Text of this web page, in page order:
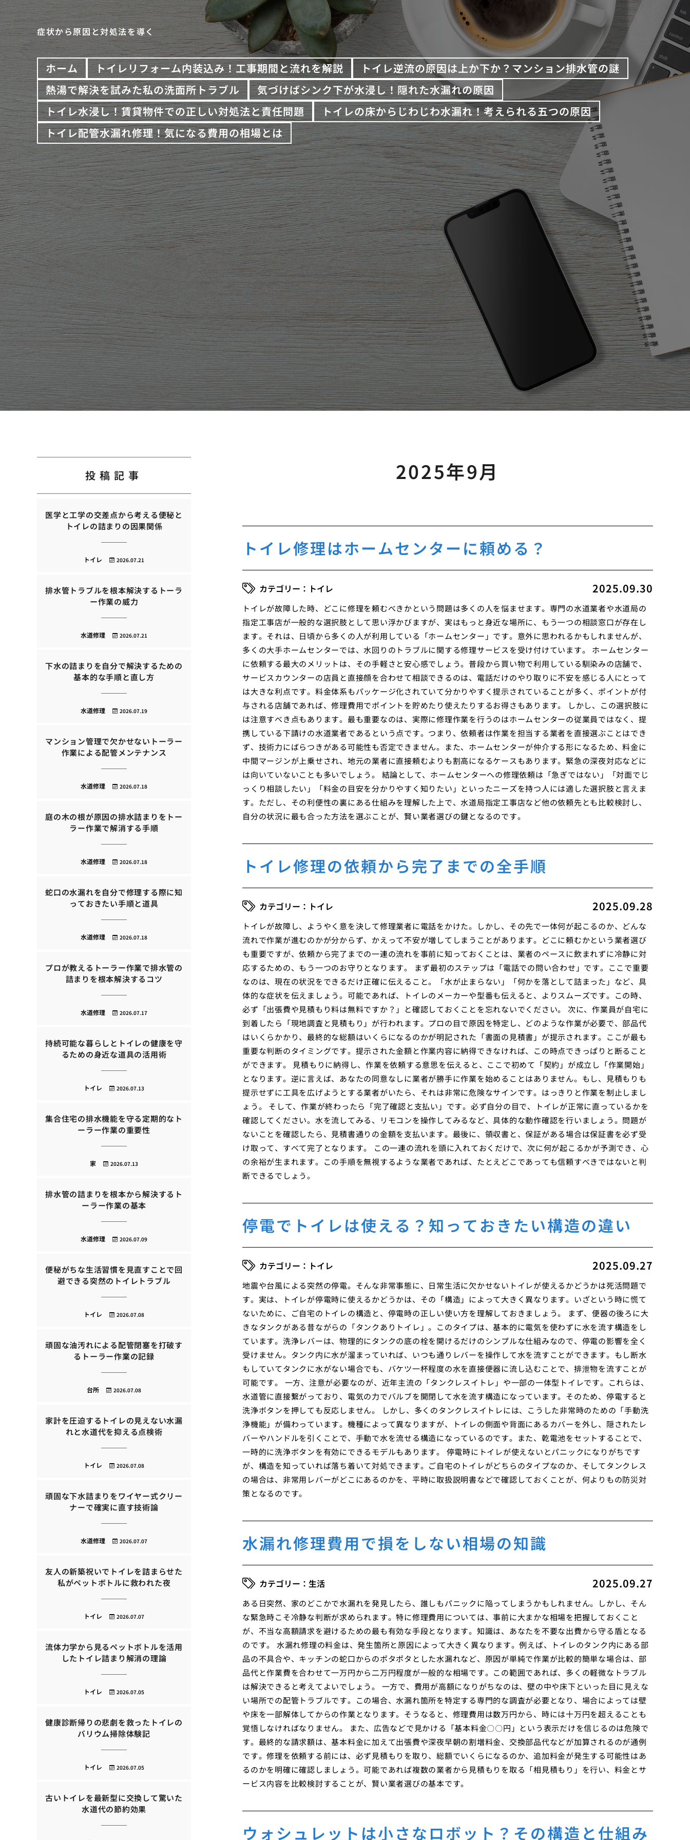
症状から原因と対処法を導く
ホーム トイレリフォーム内装込み！工事期間と流れを解説
トイレ逆流の原因は上か下か？マンション排水管の謎
熱湯で解決を試みた私の洗面所トラブル
気づけばシンク下が水浸し！隠れた水漏れの原因
トイレ水浸し！賃貸物件での正しい対処法と責任問題
トイレの床からじわじわ水漏れ！考えられる五つの原因
トイレ配管水漏れ修理！気になる費用の相場とは
2025年9月
トイレ修理はホームセンターに頼める？
2025.09.30
トイレ
トイレが故障した時、どこに修理を頼むべきかという問題は多くの人を悩ませます。専門の水道業者や水道局の
指定工事店が一般的な選択肢として思い浮かびますが、実はもっと身近な場所に、もう一つの相談窓口が存在し
ます。それは、日頃から多くの人が利用している「ホームセンター」です。意外に思われるかもしれませんが、
多くの大手ホームセンターでは、水回りのトラブルに関する修理サービスを受け付けています。 ホームセンター
に依頼する最大のメリットは、その手軽さと安心感でしょう。普段から買い物で利用している馴染みの店舗で、
サービスカウンターの店員と直接顔を合わせて相談できるのは、電話だけのやり取りに不安を感じる人にとって
は大きな利点です。料金体系もパッケージ化されていて分かりやすく提示されていることが多く、ポイントが付
与される店舗であれば、修理費用でポイントを貯めたり使えたりするお得さもあります。 しかし、この選択肢に
は注意すべき点もあります。最も重要なのは、実際に修理作業を行うのはホームセンターの従業員ではなく、提
携している下請けの水道業者であるという点です。つまり、依頼者は作業を担当する業者を直接選ぶことはでき
ず、技術力にばらつきがある可能性も否定できません。また、ホームセンターが仲介する形になるため、料金に
中間マージンが上乗せされ、地元の業者に直接頼むよりも割高になるケースもあります。緊急の深夜対応などに
は向いていないことも多いでしょう。 結論として、ホームセンターへの修理依頼は「急ぎではない」「対面でじ
っくり相談したい」「料金の目安を分かりやすく知りたい」といったニーズを持つ人には適した選択肢と言えま
す。ただし、その利便性の裏にある仕組みを理解した上で、水道局指定工事店など他の依頼先とも比較検討し、
自分の状況に最も合った方法を選ぶことが、賢い業者選びの鍵となるのです。
トイレ修理の依頼から完了までの全手順
2025.09.28
トイレ
トイレが故障し、ようやく意を決して修理業者に電話をかけた。しかし、その先で一体何が起こるのか、どんな
流れで作業が進むのかが分からず、かえって不安が増してしまうことがあります。どこに頼むかという業者選び
も重要ですが、依頼から完了までの一連の流れを事前に知っておくことは、業者のペースに飲まれずに冷静に対
応するための、もう一つのお守りとなります。 まず最初のステップは「電話での問い合わせ」です。ここで重要
なのは、現在の状況をできるだけ正確に伝えること。「水が止まらない」「何かを落として詰まった」など、具
体的な症状を伝えましょう。可能であれば、トイレのメーカーや型番も伝えると、よりスムーズです。この時、
必ず「出張費や見積もり料は無料ですか？」と確認しておくことを忘れないでください。 次に、作業員が自宅に
到着したら「現地調査と見積もり」が行われます。プロの目で原因を特定し、どのような作業が必要で、部品代
はいくらかかり、最終的な総額はいくらになるのかが明記された「書面の見積書」が提示されます。ここが最も
重要な判断のタイミングです。提示された金額と作業内容に納得できなければ、この時点できっぱりと断ること
ができます。 見積もりに納得し、作業を依頼する意思を伝えると、ここで初めて「契約」が成立し「作業開始」
となります。逆に言えば、あなたの同意なしに業者が勝手に作業を始めることはありません。もし、見積もりも
提示せずに工具を広げようとする業者がいたら、それは非常に危険なサインです。はっきりと作業を制止しまし
ょう。 そして、作業が終わったら「完了確認と支払い」です。必ず自分の目で、トイレが正常に直っているかを
確認してください。水を流してみる、リモコンを操作してみるなど、具体的な動作確認を行いましょう。問題が
ないことを確認したら、見積書通りの金額を支払います。最後に、領収書と、保証がある場合は保証書を必ず受
け取って、すべて完了となります。 この一連の流れを頭に入れておくだけで、次に何が起こるかが予測でき、心
の余裕が生まれます。この手順を無視するような業者であれば、たとえどこであっても信頼すべきではないと判
断できるでしょう。
停電でトイレは使える？知っておきたい構造の違い
2025.09.27
トイレ
地震や台風による突然の停電。そんな非常事態に、日常生活に欠かせないトイレが使えるかどうかは死活問題で
す。実は、トイレが停電時に使えるかどうかは、その「構造」によって大きく異なります。いざという時に慌て
ないために、ご自宅のトイレの構造と、停電時の正しい使い方を理解しておきましょう。 まず、便器の後ろに大
きなタンクがある昔ながらの「タンクありトイレ」。このタイプは、基本的に電気を使わずに水を流す構造をし
ています。洗浄レバーは、物理的にタンクの底の栓を開けるだけのシンプルな仕組みなので、停電の影響を全く
受けません。タンク内に水が溜まっていれば、いつも通りレバーを操作して水を流すことができます。もし断水
もしていてタンクに水がない場合でも、バケツ一杯程度の水を直接便器に流し込むことで、排泄物を流すことが
可能です。 一方、注意が必要なのが、近年主流の「タンクレスイトレ」や一部の一体型トイレです。これらは、
水道管に直接繋がっており、電気の力でバルブを開閉して水を流す構造になっています。そのため、停電すると
洗浄ボタンを押しても反応しません。 しかし、多くのタンクレスイトレには、こうした非常時のための「手動洗
浄機能」が備わっています。機種によって異なりますが、トイレの側面や背面にあるカバーを外し、隠されたレ
バーやハンドルを引くことで、手動で水を流せる構造になっているのです。また、乾電池をセットすることで、
一時的に洗浄ボタンを有効にできるモデルもあります。 停電時にトイレが使えないとパニックになりがちです
が、構造を知っていれば落ち着いて対処できます。ご自宅のトイレがどちらのタイプなのか、そしてタンクレス
の場合は、非常用レバーがどこにあるのかを、平時に取扱説明書などで確認しておくことが、何よりもの防災対
策となるのです。
水漏れ修理費用で損をしない相場の知識
2025.09.27
生活
ある日突然、家のどこかで水漏れを発見したら、誰しもパニックに陥ってしまうかもしれません。しかし、そん
な緊急時こそ冷静な判断が求められます。特に修理費用については、事前に大まかな相場を把握しておくこと
が、不当な高額請求を避けるための最も有効な手段となります。知識は、あなたを不要な出費から守る盾となる
のです。 水漏れ修理の料金は、発生箇所と原因によって大きく異なります。例えば、トイレのタンク内にある部
品の不具合や、キッチンの蛇口からのポタポタとした水漏れなど、原因が単純で作業が比較的簡単な場合は、部
品代と作業費を合わせて一万円から二万円程度が一般的な相場です。この範囲であれば、多くの軽微なトラブル
は解決できると考えてよいでしょう。 一方で、費用が高額になりがちなのは、壁の中や床下といった目に見えな
い場所での配管トラブルです。この場合、水漏れ箇所を特定する専門的な調査が必要となり、場合によっては壁
や床を一部解体してからの作業となります。そうなると、修理費用は数万円から、時には十万円を超えることも
覚悟しなければなりません。 また、広告などで見かける「基本料金〇〇円」という表示だけを信じるのは危険で
す。最終的な請求額は、基本料金に加えて出張費や深夜早朝の割増料金、交換部品代などが加算されるのが通例
です。修理を依頼する前には、必ず見積もりを取り、総額でいくらになるのか、追加料金が発生する可能性はあ
るのかを明確に確認しましょう。可能であれば複数の業者から見積もりを取る「相見積もり」を行い、料金とサ
ービス内容を比較検討することが、賢い業者選びの基本です。
ウォシュレットは小さなロボット？その構造と仕組み
投稿記事
医学と工学の交差点から考える便秘と
トイレの詰まりの因果関係
2026.07.21
トイレ
排水管トラブルを根本解決するトーラ
ー作業の威力
2026.07.21
水道修理
下水の詰まりを自分で解決するための
基本的な手順と直し方
2026.07.19
水道修理
マンション管理で欠かせないトーラー
作業による配管メンテナンス
2026.07.18
水道修理
庭の木の根が原因の排水詰まりをトー
ラー作業で解消する手順
2026.07.18
水道修理
蛇口の水漏れを自分で修理する際に知
っておきたい手順と道具
2026.07.18
水道修理
プロが教えるトーラー作業で排水管の
詰まりを根本解決するコツ
2026.07.17
水道修理
持続可能な暮らしとトイレの健康を守
るための身近な道具の活用術
2026.07.13
トイレ
集合住宅の排水機能を守る定期的なト
ーラー作業の重要性
2026.07.13
家
排水管の詰まりを根本から解決するト
ーラー作業の基本
2026.07.09
水道修理
便秘がちな生活習慣を見直すことで回
避できる突然のトイレトラブル
2026.07.08
トイレ
頑固な油汚れによる配管閉塞を打破す
るトーラー作業の記録
2026.07.08
台所
家計を圧迫するトイレの見えない水漏
れと水道代を抑える点検術
2026.07.08
トイレ
頑固な下水詰まりをワイヤー式クリー
ナーで確実に直す技術論
2026.07.07
水道修理
友人の新築祝いでトイレを詰まらせた
私がペットボトルに救われた夜
2026.07.07
トイレ
流体力学から見るペットボトルを活用
したトイレ詰まり解消の理論
2026.07.05
トイレ
健康診断帰りの悲劇を救ったトイレの
バリウム掃除体験記
2026.07.05
トイレ
古いトイレを最新型に交換して驚いた
水道代の節約効果